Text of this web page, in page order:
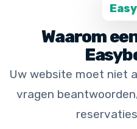
Waarom
Uw website moet niet
vragen